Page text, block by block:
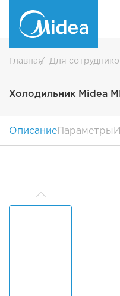
Главная Для
Холодильник Midea
ОписаниеПараметры